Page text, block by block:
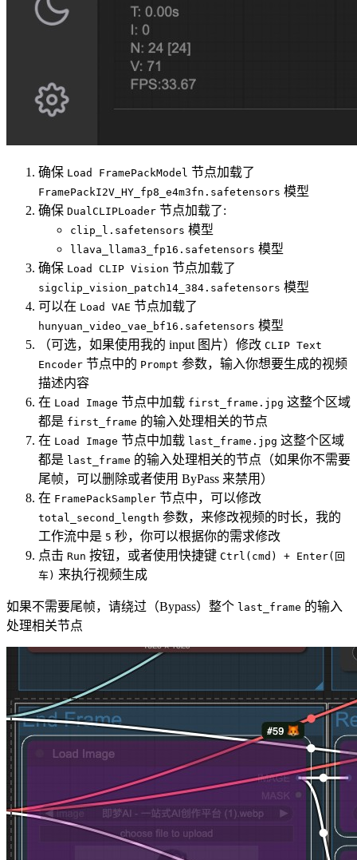
确保 Load FramePackModel 节点加载了
FramePackI2V_HY_fp8_e4m3fn.safetensors 模型
确保 DualCLIPLoader 节点加载了:
clip_l.safetensors 模型
llava_llama3_fp16.safetensors 模型
确保 Load CLIP Vision 节点加载了
sigclip_vision_patch14_384.safetensors 模型
可以在 Load VAE 节点加载了
hunyuan_video_vae_bf16.safetensors 模型
（可选，如果使用我的 input 图片）修改 CLIP Text
Encoder 节点中的 Prompt 参数，输入你想要生成的视频
描述内容
在 Load Image 节点中加载 first_frame.jpg 这整个区域
都是 first_frame 的输入处理相关的节点
在 Load Image 节点中加载 last_frame.jpg 这整个区域
都是 last_frame 的输入处理相关的节点（如果你不需要
尾帧，可以删除或者使用 ByPass 来禁用）
在 FramePackSampler 节点中，可以修改
total_second_length 参数，来修改视频的时长，我的
工作流中是 5 秒，你可以根据你的需求修改
点击 Run 按钮，或者使用快捷键 Ctrl(cmd) + Enter(回
车) 来执行视频生成
如果不需要尾帧，请绕过（Bypass）整个 last_frame 的输入
处理相关节点